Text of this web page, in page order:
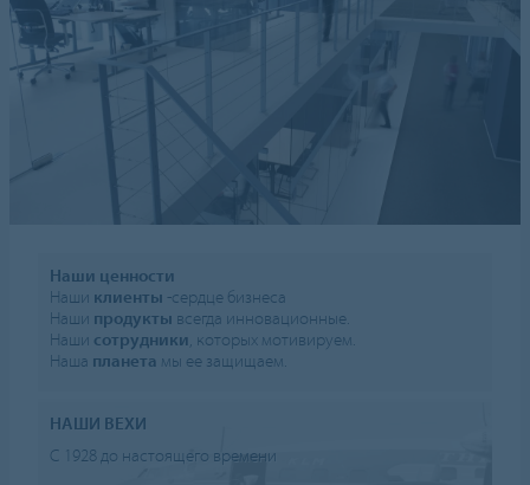
Наши ценности
Наши клиенты -сердце бизнеса
Наши продукты всегда инновационные.
Наши сотрудники , которых мотивируем.
Наша планета мы ее защищаем.
НАШИ ВЕХИ
С 1928 до настоящего времени